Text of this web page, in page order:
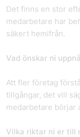
Det finns en stor
medarbetare har
säkert hemifrån.
Vad önskar ni
Att fler företag
tillgångar, det vill
medarbetare börjar
Vilka riktar ni er till